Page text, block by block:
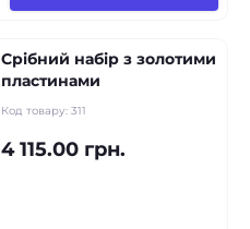
Срібний набір з золотими
пластинами
Код товару: 311
4 115.00 грн.